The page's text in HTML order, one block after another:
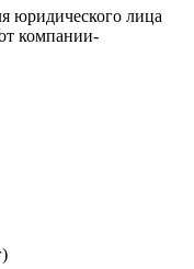
юридического лица
компании-